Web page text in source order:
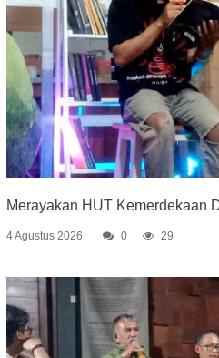
Merayakan HUT Kemerdekaan
4 Agustus 2026 0 29